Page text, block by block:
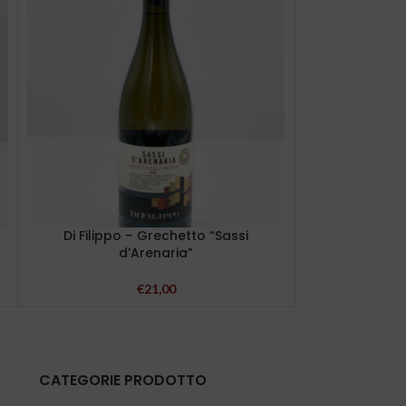
Di Filippo – Grechetto “Sassi
d’Arenaria”
€21,00
CATEGORIE PRODOTTO